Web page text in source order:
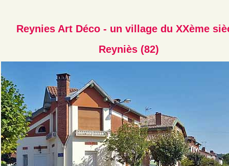
Reynies Art Déco - un village du XXème
Reyniès (82)